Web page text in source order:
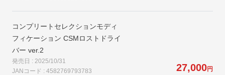
コンプリートセレクションモディ
フィケーション CSMロストドライ
バー ver.2
発売日 : 2025/10/31
JANコード : 4582769793783
27,000円